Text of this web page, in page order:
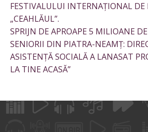
FESTIVALULUI INTERNAȚIONAL DE
„CEAHLĂUL”.
SPRIJN DE APROAPE 5 MILIOANE
SENIORII DIN PIATRA-NEAMȚ:
ASISTENȚĂ SOCIALĂ A LANASAT
LA TINE ACASĂ”